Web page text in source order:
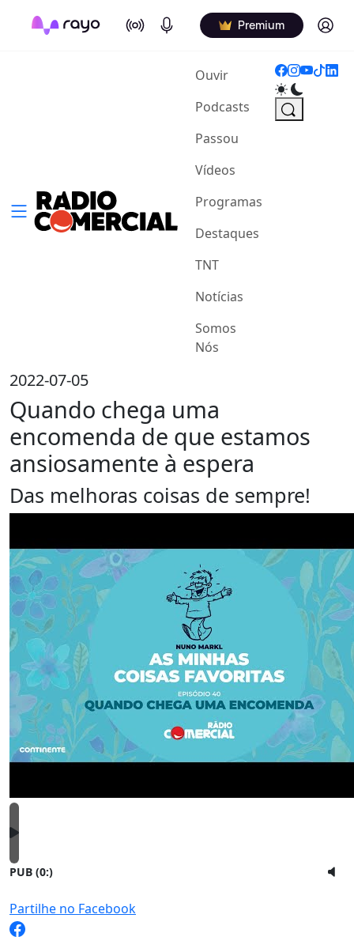
On Air Podcasts Premium Log in
Ouvir(current)
Podcasts
Passou
Vídeos
Programas
Destaques
TNT
Notícias
Somos
Nós
2022-07-05
Quando chega uma
encomenda de que estamos
ansiosamente à espera
Das melhoras coisas de sempre!
PUB (0:)
Partilhe no Facebook